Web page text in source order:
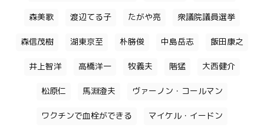
森美歌 渡辺てる子 たがや亮 衆議院議員選挙
森信茂樹 湖東京至 朴勝俊 中島岳志 飯田康之
井上智洋 高橋洋一 牧義夫 階猛 大西健介
松原仁 馬淵澄夫 ヴァーノン・コールマン
ワクチンで血栓ができる マイケル・イードン